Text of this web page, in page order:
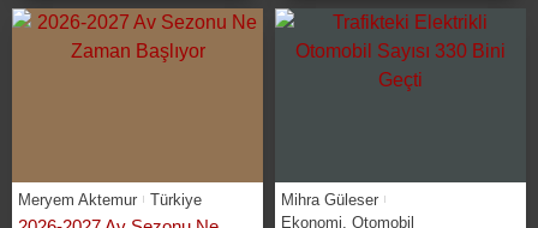
Meryem Aktemur Türkiye
Mihra Güleser
Ekonomi Otomobil